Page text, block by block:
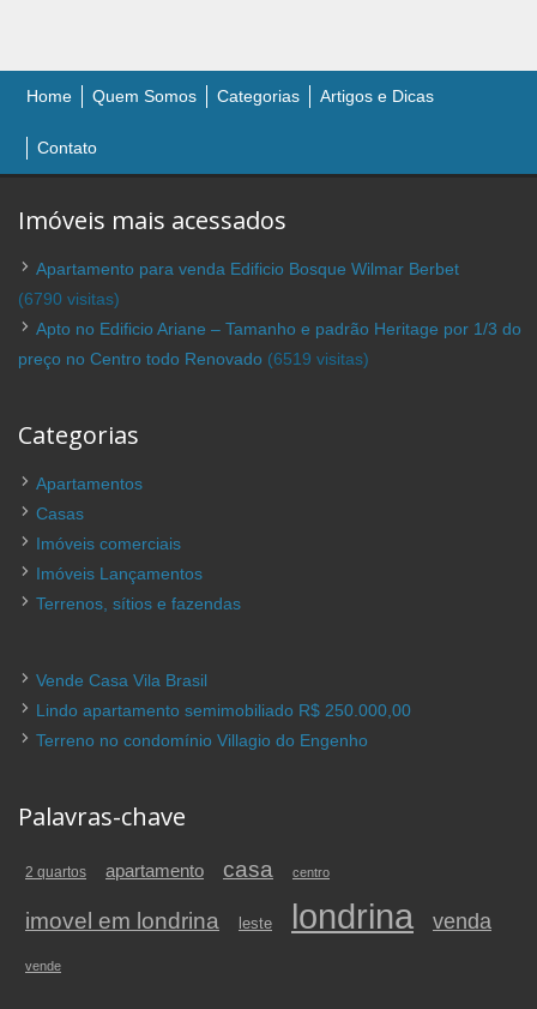
Home Quem Somos Categorias Artigos e Dicas
Contato
Imóveis mais acessados
Apartamento para venda Edificio Bosque Wilmar Berbet
(6790 visitas)
Apto no Edificio Ariane – Tamanho e padrão Heritage por 1/3 do
preço no Centro todo Renovado (6519 visitas)
Categorias
Apartamentos
Casas
Imóveis comerciais
Imóveis Lançamentos
Terrenos, sítios e fazendas
Vende Casa Vila Brasil
Lindo apartamento semimobiliado R$ 250.000,00
Terreno no condomínio Villagio do Engenho
Palavras-chave
2 quartos apartamento casa centro
imovel em londrina leste londrina venda
vende